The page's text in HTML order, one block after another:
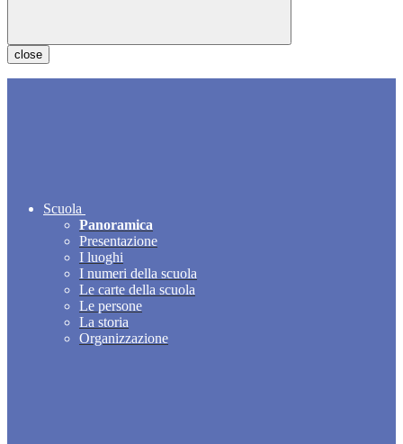
close
Scuola
Panoramica
Presentazione
I luoghi
I numeri della scuola
Le carte della scuola
Le persone
La storia
Organizzazione